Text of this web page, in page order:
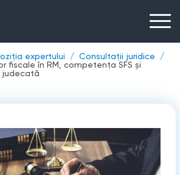
expertului
Consultații juridice
fiscale în RM, competența SFS și
judecată